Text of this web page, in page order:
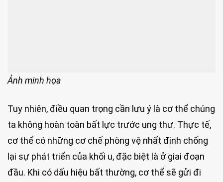
Ảnh minh họa
Tuy nhiên, điều quan trọng cần lưu ý là cơ thể chúng
ta không hoàn toàn bất lực trước ung thư. Thực tế,
cơ thể có những cơ chế phòng vệ nhất định chống
lại sự phát triển của khối u, đặc biệt là ở giai đoạn
đầu. Khi có dấu hiệu bất thường, cơ thể sẽ gửi đi